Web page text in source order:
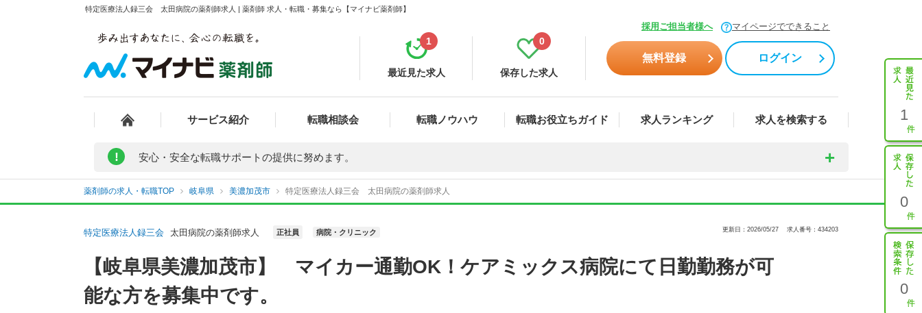
特定医療法人録三会 太田病院の薬剤師求人 | 薬剤師 求人・転職・募集なら【マイナビ薬剤師】
採用ご担当者様へ マイページでできること
最近見た求人
1
保存した求人
0
無料登録 ログイン
サービス紹介 転職相談会 転職ノウハウ 転職お役立ちガイド 求人ランキング 求人を検索する 1
0
0
! 安心・安全な転職サポートの提供に努めます。
薬剤師の求人・転職TOP 岐阜県 美濃加茂市 特定医療法人録三会 太田病院の薬剤師求人
特定医療法人録三会 太田病院の薬剤師求人 正社員 病院・クリニック 更新日：2026/05/27 求人番号：434203
【岐阜県美濃加茂市】 マイカー通勤OK！ケアミックス病院にて日勤勤務が可
能な方を募集中です。